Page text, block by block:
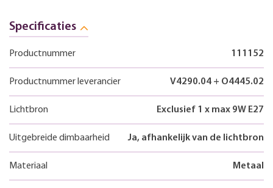
Specificaties
Productnummer 111152
Productnummer leverancier V4290.04 + O4445.02
Lichtbron Exclusief 1 x max 9W E27
Uitgebreide dimbaarheid Ja, afhankelijk van de lichtbron
Materiaal Metaal